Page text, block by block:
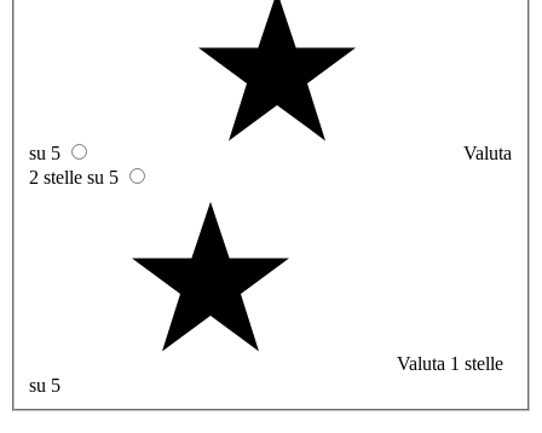
su 5
Valuta
2 stelle su 5
Valuta 1 stelle
su 5